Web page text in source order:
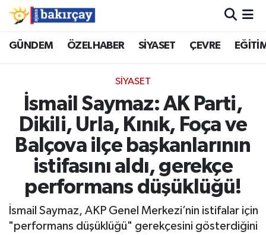
GÜNDEM ÖZELHABER SİYASET ÇEVRE
SİYASET
İsmail Saymaz: AK Parti,
Dikili, Urla, Kınık, Foça ve
Balçova ilçe başkanlarının
istifasını aldı, gerekçe
performans düşüklüğü!
İsmail Saymaz, AKP Genel Merkezi’nin istifalar için
"performans düşüklüğü" gerekçesini gösterdiğini
İzmir Nöbetçi Eczaneler
İzmir Hava Durumu
İzmir Namaz Vakitleri
İzmir Trafik Yoğunluk Haritası
Süper Lig Puan Durumu ve Fikstür
Tüm Manşetler
Son Dakika Haberleri